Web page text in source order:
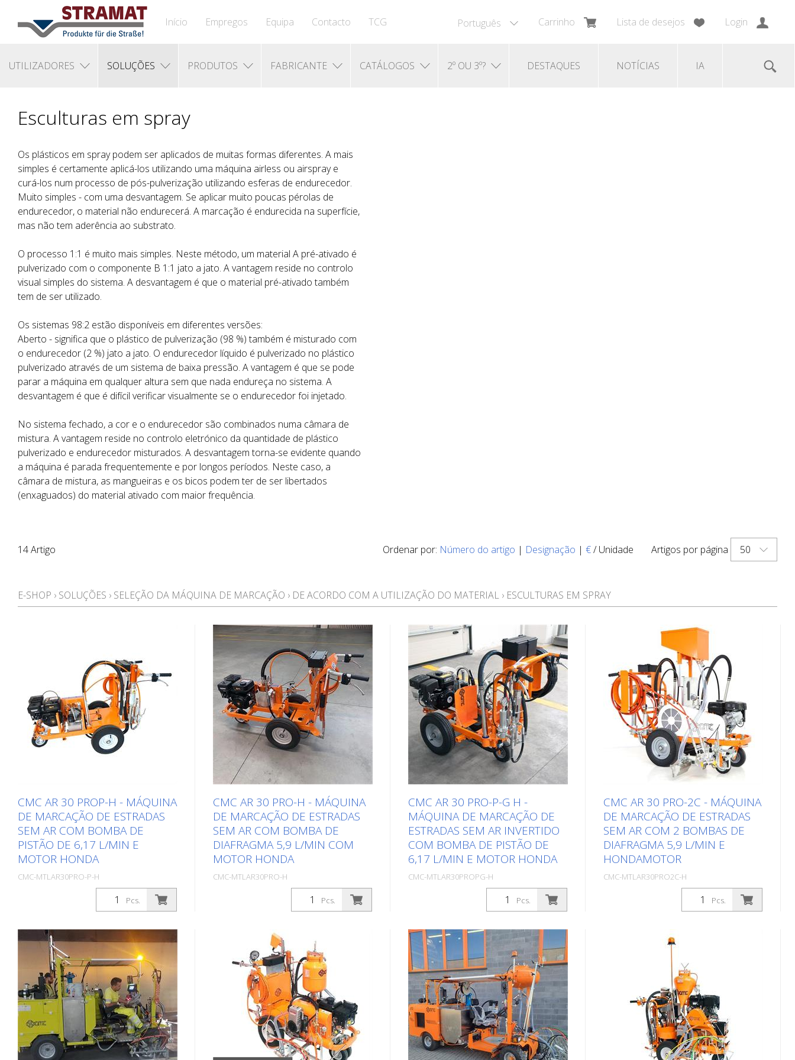
Português Carrinho Lista de desejos Login
Início Empregos Equipa Contacto TCG
UTILIZADORES SOLUÇÕES PRODUTOS FABRICANTE CATÁLOGOS 2º OU 3º? DESTAQUES NOTÍCIAS IA
Esculturas em spray
Os plásticos em spray podem ser aplicados de muitas formas diferentes. A mais
simples é certamente aplicá-los utilizando uma máquina airless ou airspray e
curá-los num processo de pós-pulverização utilizando esferas de endurecedor.
Muito simples - com uma desvantagem. Se aplicar muito poucas pérolas de
endurecedor, o material não endurecerá. A marcação é endurecida na superfície,
mas não tem aderência ao substrato.
O processo 1:1 é muito mais simples. Neste método, um material A pré-ativado é
pulverizado com o componente B 1:1 jato a jato. A vantagem reside no controlo
visual simples do sistema. A desvantagem é que o material pré-ativado também
tem de ser utilizado.
Os sistemas 98:2 estão disponíveis em diferentes versões:
Aberto - significa que o plástico de pulverização (98 %) também é misturado com
o endurecedor (2 %) jato a jato. O endurecedor líquido é pulverizado no plástico
pulverizado através de um sistema de baixa pressão. A vantagem é que se pode
parar a máquina em qualquer altura sem que nada endureça no sistema. A
desvantagem é que é difícil verificar visualmente se o endurecedor foi injetado.
No sistema fechado, a cor e o endurecedor são combinados numa câmara de
mistura. A vantagem reside no controlo eletrónico da quantidade de plástico
pulverizado e endurecedor misturados. A desvantagem torna-se evidente quando
a máquina é parada frequentemente e por longos períodos. Neste caso, a
câmara de mistura, as mangueiras e os bicos podem ter de ser libertados
(enxaguados) do material ativado com maior frequência.
Artigos por página 50
Ordenar por: Número do artigo | Designação | €/ Unidade
14 Artigo
E-SHOP › SOLUÇÕES › SELEÇÃO DA MÁQUINA DE MARCAÇÃO › DE ACORDO COM A UTILIZAÇÃO DO MATERIAL › ESCULTURAS EM SPRAY
CMC AR 30 PROP-H - MÁQUINA
DE MARCAÇÃO DE ESTRADAS
SEM AR COM BOMBA DE
PISTÃO DE 6,17 L/MIN E
MOTOR HONDA
CMC-MTLAR30PRO-P-H
Embalagens: Stk. (1Pcs.)
Máquina de marcação rodoviária
manual simples, leve e descomplicada
para pequenas marcações no sector
profissional ou municipal! Equipada
com uma bomba de pistão. Motor a
gasolina: - Honda - Potência 6 HP -
Arranque manual (É possível
substituir rapidamente o motor a
gasolina por um motor elétrico
adequado em apenas alguns minutos.
(Ver os artigos seguintes) Máquina
Pcs.
CMC AR 30 PRO-H - MÁQUINA
DE MARCAÇÃO DE ESTRADAS
SEM AR COM BOMBA DE
DIAFRAGMA 5,9 L/MIN COM
MOTOR HONDA
CMC-MTLAR30PRO-H
Embalagens: Stk. (1Pcs.)
Máquina de marcação rodoviária
para pequenas marcações no sector
profissional ou municipal! Equipada
com uma bomba de membrana.
Motor a gasolina: - Honda - Potência
6 HP - Arranque manual Pode
substituir rapidamente o motor a
gasolina por um motor elétrico
adequado em apenas alguns minutos.
(Ver os artigos seguintes) Máquina
Pcs.
CMC AR 30 PRO-P-G H -
MÁQUINA DE MARCAÇÃO DE
ESTRADAS SEM AR INVERTIDO
COM BOMBA DE PISTÃO DE
6,17 L/MIN E MOTOR HONDA
CMC-MTLAR30PROPG-H
Embalagens: Stk. (1Pcs.)
Máquina de marcação de estradas
especialmente concebida para a
marcação de raios apertados. A curta
distância entre eixos e o design
especial com duas rodas na frente e
uma roda orientável na traseira
fazem dela a máquina ideal para
marcar curvas apertadas. O AR 30
PRO-P-G é uma máquina de
marcação simples, leve e sem
complicações para pequenas
Pcs.
CMC AR 30 PRO-2C - MÁQUINA
DE MARCAÇÃO DE ESTRADAS
SEM AR COM 2 BOMBAS DE
DIAFRAGMA 5,9 L/MIN E
HONDAMOTOR
CMC-MTLAR30PRO2C-H
Embalagens: Stk. (1Pcs.)
Máquina manual de marcação de
linhas largas com uma cor ou para
marcar duas linhas com tonalidades
diferentes sob uma só cor. Também é
ideal para plástico spray 1:1 (note a
pistola especial 1:1) Equipado com 2
bombas de diafragma. Motor a
gasolina: - modelo Honda - Potência
6 HP - Arranque manual Máquina
operada manualmente: Também é
Pcs.